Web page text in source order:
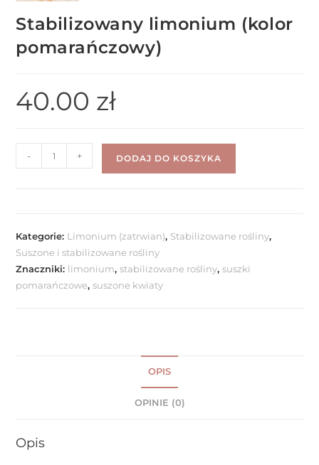
Stabilizowany limonium (kolor
pomarańczowy)
40.00 zł
- + DODAJ DO KOSZYKA
Kategorie: Limonium (zatrwian), Stabilizowane rośliny,
Suszone i stabilizowane rośliny
Znaczniki: limonium,stabilizowane rośliny,suszki
pomarańczowe,suszone kwiaty
OPIS
OPINIE (0)
Opis